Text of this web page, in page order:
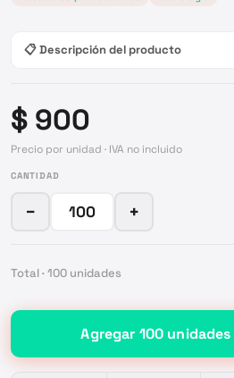
📋 Descripción del producto
$ 900
Precio por unidad · IVA no incluido
CANTIDAD
− +
Total · 100 unidades
Agregar 100 unidades